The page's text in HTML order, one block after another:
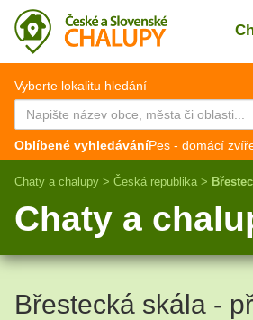
Vyberte lokalitu hledání
Oblíbené vyhledáváníPes - domácí
Chaty a chalupy > Česká republika >
Chaty a
Břestecká skála -